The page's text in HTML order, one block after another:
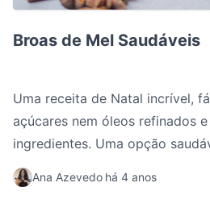
Broas de Mel Saudáveis
Uma receita de Natal incrível,
açúcares nem óleos refinados
ingredientes. Uma opção
convencionais.
Ana Azevedo há 4 anos